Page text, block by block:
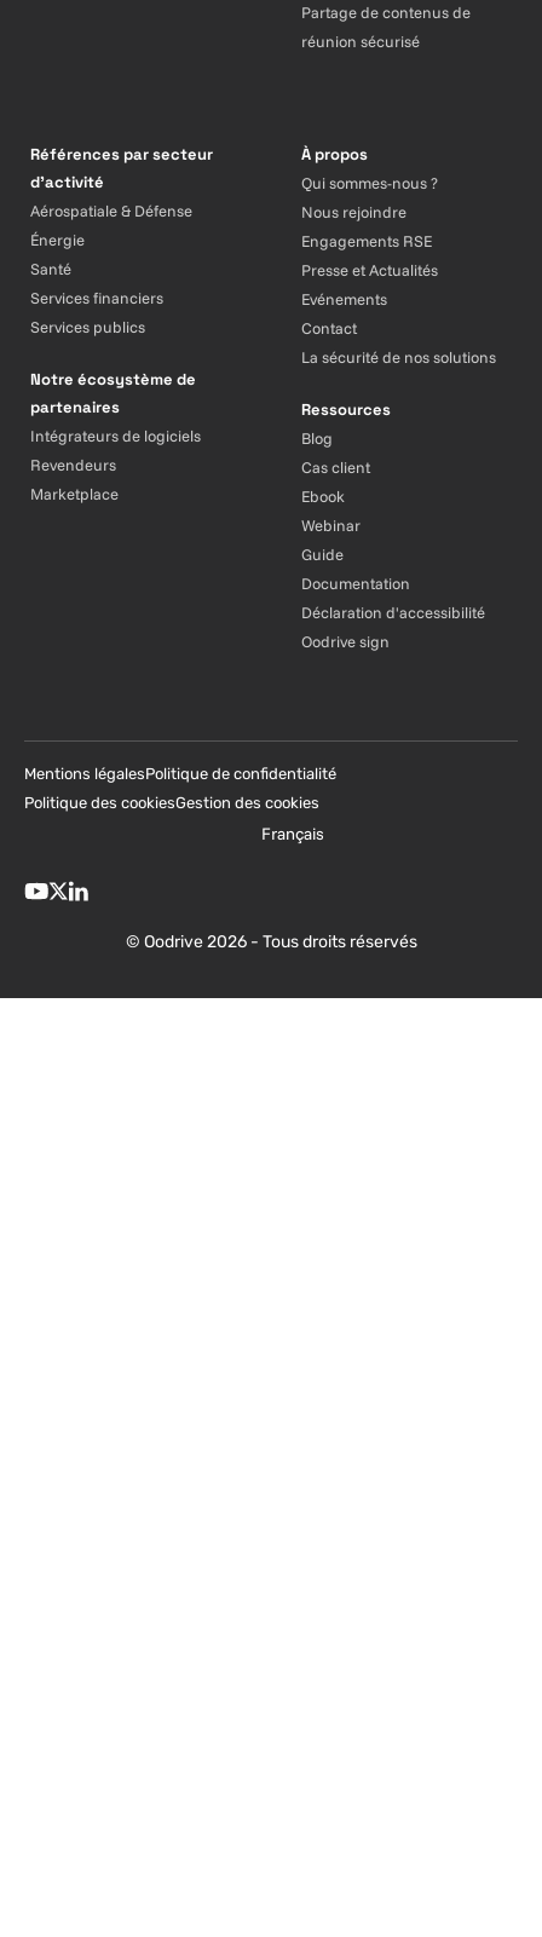
Partage de contenus de
réunion sécurisé
Références par secteur
d’activité
Aérospatiale & Défense
Énergie
Santé
Services financiers
Services publics
Notre écosystème de
partenaires
Intégrateurs de logiciels
Revendeurs
Marketplace
À propos
Qui sommes-nous ?
Nous rejoindre
Engagements RSE
Presse et Actualités
Evénements
Contact
La sécurité de nos solutions
Ressources
Blog
Cas client
Ebook
Webinar
Guide
Documentation
Déclaration d'accessibilité
Oodrive sign
© Oodrive 2026 - Tous droits réservés
Mentions légalesPolitique de confidentialité
Politique des cookiesGestion des cookies
Français